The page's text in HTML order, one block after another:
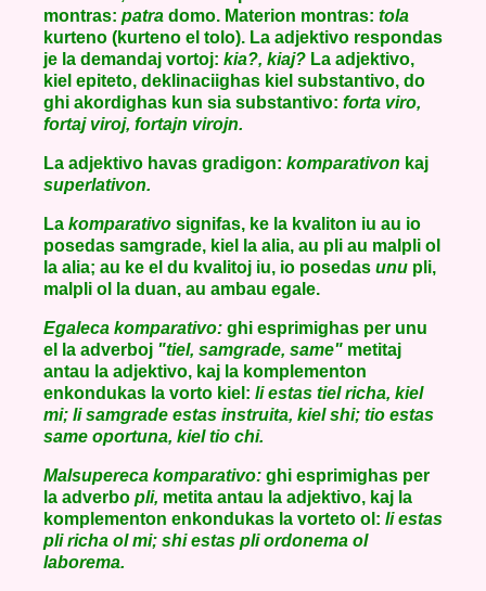
montras: patra domo. Materion montras: tola
kurteno (kurteno el tolo). La adjektivo respondas
je la demandaj vortoj: kia?, kiaj? La adjektivo,
kiel epiteto, deklinaciighas kiel substantivo, do
ghi akordighas kun sia substantivo: forta viro,
fortaj viroj, fortajn virojn.
La adjektivo havas gradigon: komparativon kaj
superlativon.
La komparativo signifas, ke la kvaliton iu au io
posedas samgrade, kiel la alia, au pli au malpli ol
la alia; au ke el du kvalitoj iu, io posedas unu pli,
malpli ol la duan, au ambau egale.
Egaleca komparativo: ghi esprimighas per unu
el la adverboj "tiel, samgrade, same" metitaj
antau la adjektivo, kaj la komplementon
enkondukas la vorto kiel: li estas tiel richa, kiel
mi; li samgrade estas instruita, kiel shi; tio estas
same oportuna, kiel tio chi.
Malsupereca komparativo: ghi esprimighas per
la adverbo pli, metita antau la adjektivo, kaj la
komplementon enkondukas la vorteto ol: li estas
pli richa ol mi; shi estas pli ordonema ol
laborema.